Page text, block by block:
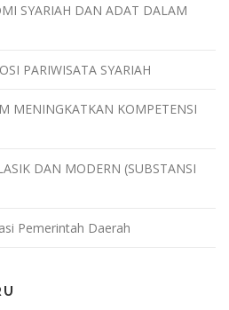
SYARIAH DAN ADAT DALAM
PARIWISATA SYARIAH
MENINGKATKAN KOMPETENSI
DAN MODERN (SUBSTANSI
Pemerintah Daerah